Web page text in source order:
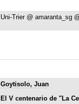
Uni-Trier @ amaranta_sg
Goytisolo, Juan
El V centenario de "La